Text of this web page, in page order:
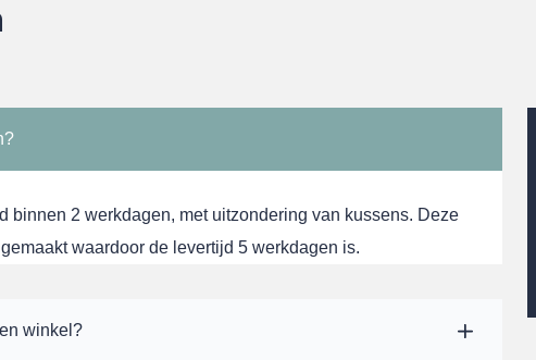
binnen 2 werkdagen, met uitzondering van kussens. Deze
waardoor de levertijd 5 werkdagen is.
winkel?